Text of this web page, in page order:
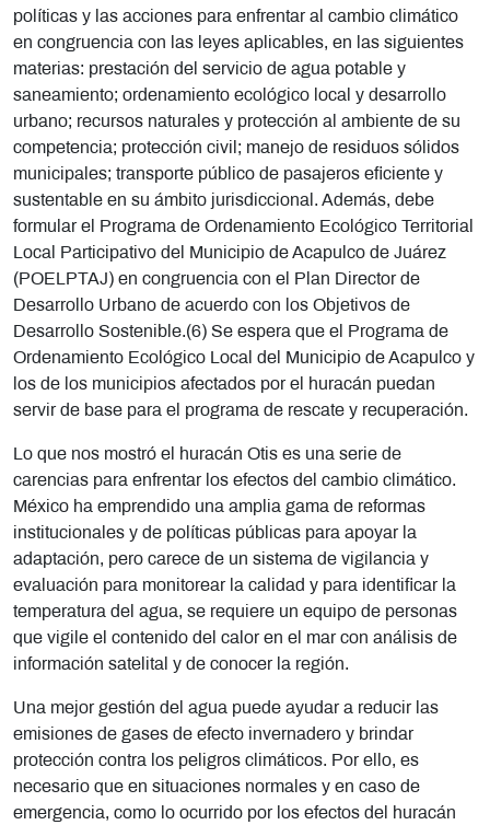
políticas y las acciones para enfrentar al cambio climático
en congruencia con las leyes aplicables, en las siguientes
materias: prestación del servicio de agua potable y
saneamiento; ordenamiento ecológico local y desarrollo
urbano; recursos naturales y protección al ambiente de su
competencia; protección civil; manejo de residuos sólidos
municipales; transporte público de pasajeros eficiente y
sustentable en su ámbito jurisdiccional. Además, debe
formular el Programa de Ordenamiento Ecológico Territorial
Local Participativo del Municipio de Acapulco de Juárez
(POELPTAJ) en congruencia con el Plan Director de
Desarrollo Urbano de acuerdo con los Objetivos de
Desarrollo Sostenible.(6) Se espera que el Programa de
Ordenamiento Ecológico Local del Municipio de Acapulco y
los de los municipios afectados por el huracán puedan
servir de base para el programa de rescate y recuperación.
Lo que nos mostró el huracán Otis es una serie de
carencias para enfrentar los efectos del cambio climático.
México ha emprendido una amplia gama de reformas
institucionales y de políticas públicas para apoyar la
adaptación, pero carece de un sistema de vigilancia y
evaluación para monitorear la calidad y para identificar la
temperatura del agua, se requiere un equipo de personas
que vigile el contenido del calor en el mar con análisis de
información satelital y de conocer la región.
Una mejor gestión del agua puede ayudar a reducir las
emisiones de gases de efecto invernadero y brindar
protección contra los peligros climáticos. Por ello, es
necesario que en situaciones normales y en caso de
emergencia, como lo ocurrido por los efectos del huracán